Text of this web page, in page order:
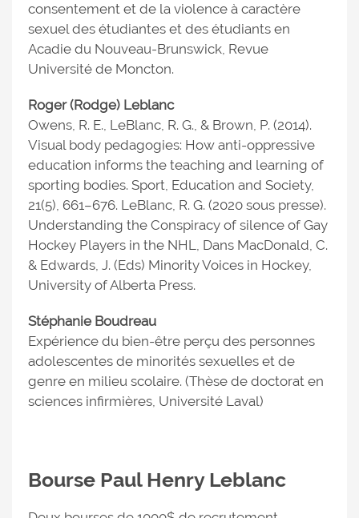
consentement et de la violence à caractère
sexuel des étudiantes et des étudiants en
Acadie du Nouveau-Brunswick, Revue
Université de Moncton.
Roger (Rodge) Leblanc
Owens, R. E., LeBlanc, R. G., & Brown, P. (2014).
Visual body pedagogies: How anti-oppressive
education informs the teaching and learning of
sporting bodies. Sport, Education and Society,
21(5), 661–676. LeBlanc, R. G. (2020 sous presse).
Understanding the Conspiracy of silence of Gay
Hockey Players in the NHL, Dans MacDonald, C.
& Edwards, J. (Eds) Minority Voices in Hockey,
University of Alberta Press.
Stéphanie Boudreau
Expérience du bien-être perçu des personnes
adolescentes de minorités sexuelles et de
genre en milieu scolaire. (Thèse de doctorat en
sciences infirmières, Université Laval)
Bourse Paul Henry Leblanc